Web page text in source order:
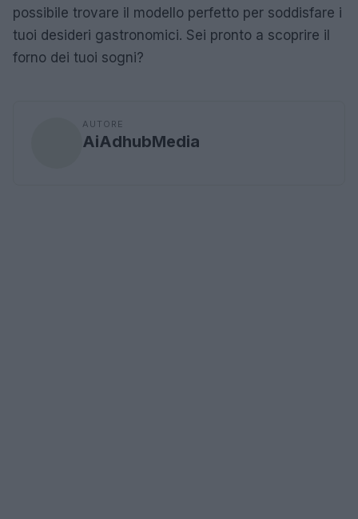
possibile trovare il modello perfetto per soddisfare i
tuoi desideri gastronomici. Sei pronto a scoprire il
forno dei tuoi sogni?
AUTORE
AiAdhubMedia